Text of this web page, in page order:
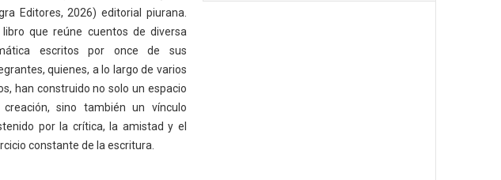
Editores, 2026) editorial piurana.
libro que reúne cuentos de diversa
escritos por once de sus
quienes, a lo largo de varios
han construido no solo un espacio
creación, sino también un vínculo
por la crítica, la amistad y el
constante de la escritura.